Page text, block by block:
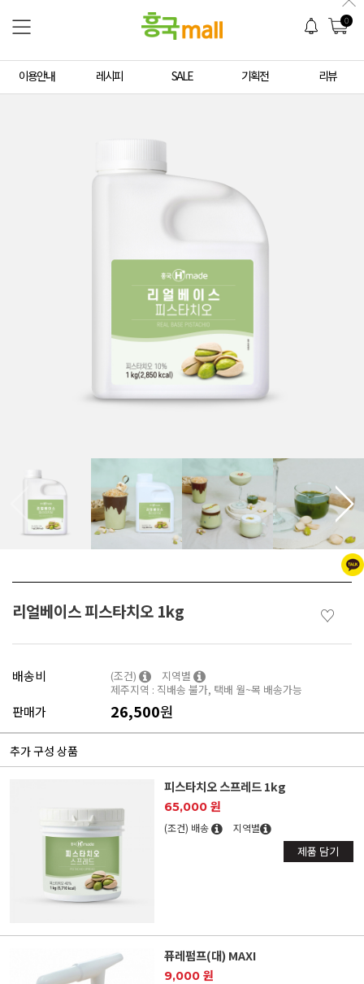
0
이용안내 레시피 SALE 기획전 리뷰
리얼베이스 피스타치오 1kg ♡
배송비 (조건)
지역별
제주지역 : 직배송 불가, 택배 월~목 배송가능
판매가 26,500원
추가 구성 상품
피스타치오 스프레드 1kg
65,000 원
(조건) 배송 지역별
제품 담기
퓨레펌프(대) MAXI
9,000 원